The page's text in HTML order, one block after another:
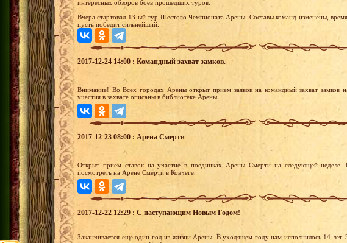
интересных обзоров боев прошедших туров.
Вчера стартовал 13-ый тур Шестого Чемпионата Арены. Составы команд изменены,
пусть победит сильнейший.
2017-12-24 14:00 : Командный захват замков.
Внимание! Во Всех городах Арены открыт прием заявок на командный захват замков
участия в захвате описаны в библиотеке Арены.
2017-12-23 08:00 : Арена Смерти
Открыт прием ставок на участие в поединках Арены Смерти на следующей неделе.
посмотреть на Арене Смерти в Ковчеге.
2017-12-22 12:29 : С наступающим Новым Годом!
Заканчивается еще один год из жизни Арены. В уходящем году нам исполнилось 14